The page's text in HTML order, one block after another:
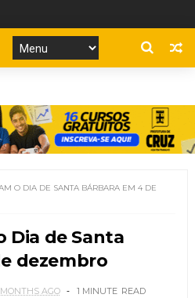
O DIA DE SANTA BÁRBARA EM 4 DE
Dia de Santa
dezembro
AGO 1 MINUTE READ